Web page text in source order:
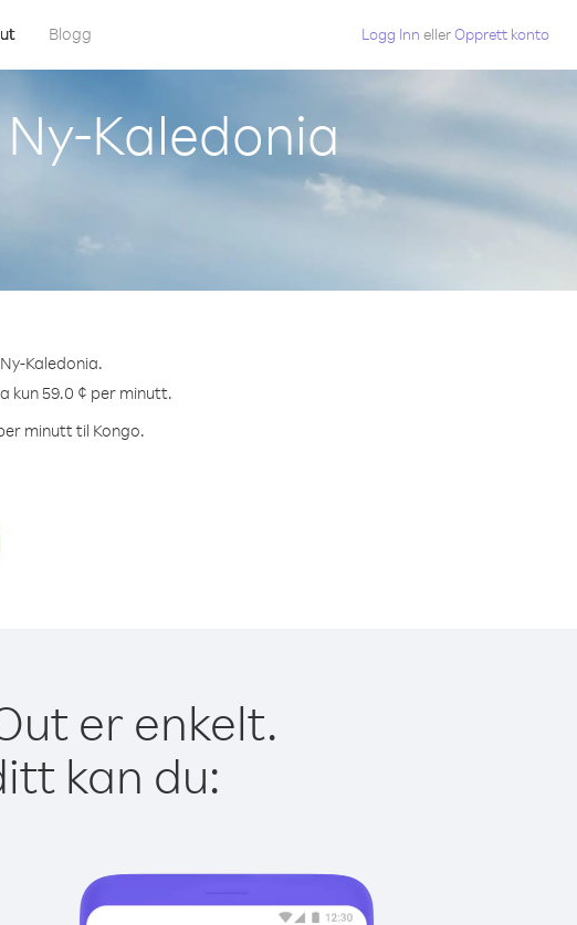
Blogg Logg Inn ellerOpprett konto
Kaledonia
Kaledonia.
kun 59.0 ¢ per minutt.
minutt til Kongo.
er enkelt.
kan du: